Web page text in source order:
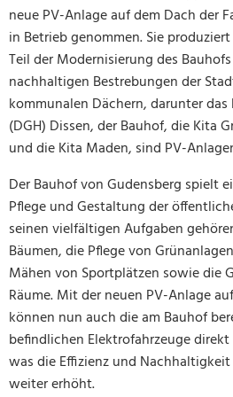
neue PV-Anlage auf dem Dach der
in Betrieb genommen. Sie
Teil der Modernisierung des
nachhaltigen Bestrebungen der
kommunalen Dächern, darunter
(DGH) Dissen, der Bauhof, die Kita
und die Kita Maden, sind PV-
Der Bauhof von Gudensberg spielt
Pflege und Gestaltung der
seinen vielfältigen Aufgaben
Bäumen, die Pflege von
Mähen von Sportplätzen sowie die
Räume. Mit der neuen PV-Anlage
können nun auch die am Bauhof
befindlichen Elektrofahrzeuge
was die Effizienz und
weiter erhöht.